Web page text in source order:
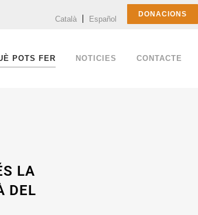
Català Español
DONACIONS
POTS FER NOTICIES CONTACTE
LA
DEL